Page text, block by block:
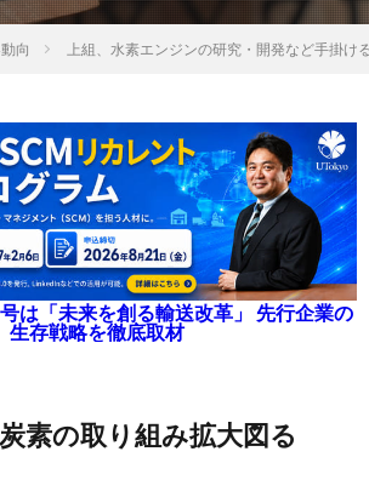
向 上組、水素エンジンの研究・開発など手掛け
は「未来を創る輸送改革」 先行企業の
生存戦略を徹底取材
炭素の取り組み拡大図る